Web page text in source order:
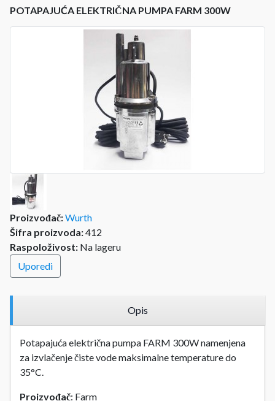
POTAPAJUĆA ELEKTRIČNA PUMPA FARM 300W
Proizvođač:Wurth
Šifra proizvoda:412
Raspoloživost: Na lageru
Uporedi
Opis
Potapajuća električna pumpa FARM 300W namenjena
za izvlačenje čiste vode maksimalne temperature do
35°C.
Proizvođač: Farm